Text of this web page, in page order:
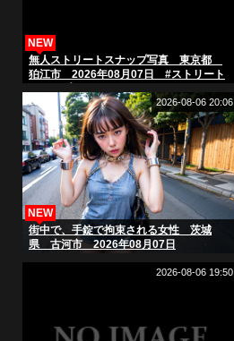
無人ストリートスナップ写真 東京都
狛江市 2026年08月07日 #ストリート
#AIphoto
NEW
街中で、手錠で拘束される女性 茨城
県 古河市 2026年08月07日
NEW
2026-08-06 20:06
2026-08-06 19:50